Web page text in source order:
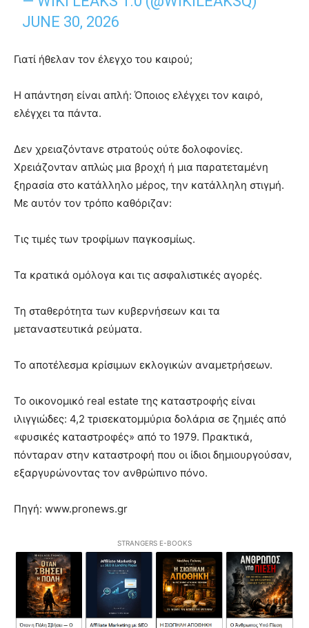
JUNE 30, 2026
Γιατί ήθελαν τον έλεγχο του καιρού;
Η απάντηση είναι απλή: Όποιος ελέγχει τον καιρό,
ελέγχει τα πάντα.
Δεν χρειαζόντανε στρατούς ούτε δολοφονίες.
Χρειάζονταν απλώς μια βροχή ή μια παρατεταμένη
ξηρασία στο κατάλληλο μέρος, την κατάλληλη στιγμή.
Με αυτόν τον τρόπο καθόριζαν:
Τις τιμές των τροφίμων παγκοσμίως.
Τα κρατικά ομόλογα και τις ασφαλιστικές αγορές.
Τη σταθερότητα των κυβερνήσεων και τα
μεταναστευτικά ρεύματα.
Το αποτέλεσμα κρίσιμων εκλογικών αναμετρήσεων.
Το οικονομικό real estate της καταστροφής είναι
ιλιγγιώδες: 4,2 τρισεκατομμύρια δολάρια σε ζημιές από
«φυσικές καταστροφές» από το 1979. Πρακτικά,
πόνταραν στην καταστροφή που οι ίδιοι δημιουργούσαν,
εξαργυρώνοντας τον ανθρώπινο πόνο.
Πηγή: www.pronews.gr
STRANGERS E-BOOKS